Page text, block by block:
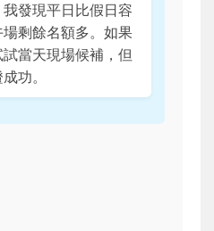
發現平日比假日容
剩餘名額多。如果
當天現場候補，但
功。